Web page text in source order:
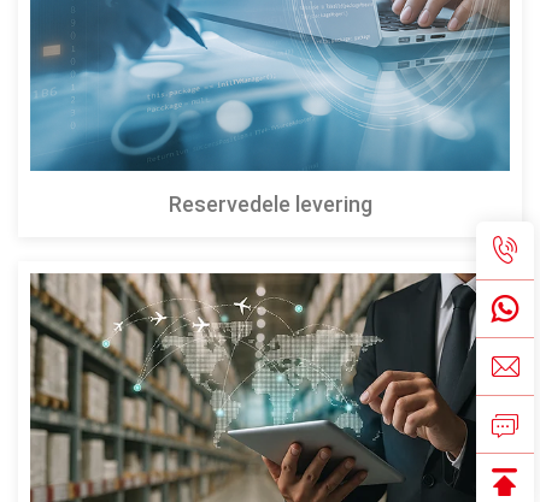
Reservedele levering